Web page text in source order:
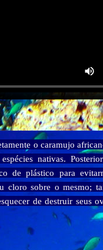
o caramujo
nativas.
de plástico para
cloro sobre o mesmo;
de destruir seus